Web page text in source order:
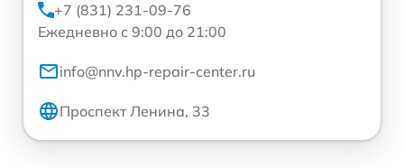
+7 (831) 231-09-76
Ежедневно с 9:00 до 21:00
info@nnv.hp-repair-center.ru
Проспект Ленина, 33